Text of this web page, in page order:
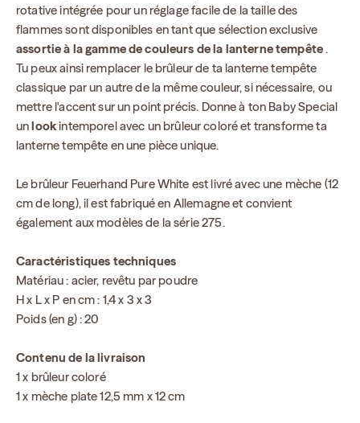
rotative intégrée pour un réglage facile de la taille des
flammes sont disponibles en tant que sélection exclusive
assortie à la gamme de couleurs de la lanterne tempête.
Tu peux ainsi remplacer le brûleur de ta lanterne tempête
classique par un autre de la même couleur, si nécessaire, ou
mettre l'accent sur un point précis. Donne à ton Baby Special
unlookintemporel avec un brûleur coloré et transforme ta
lanterne tempête en une pièce unique.
Le brûleur Feuerhand Pure White est livré avec une mèche (12
cm de long), il est fabriqué en Allemagne et convient
également aux modèles de la série 275.
Caractéristiques techniques
Matériau : acier, revêtu par poudre
H x L x P en cm : 1,4 x 3 x 3
Poids (en g) : 20
Contenu de la livraison
1 x brûleur coloré
1 x mèche plate 12,5 mm x 12 cm